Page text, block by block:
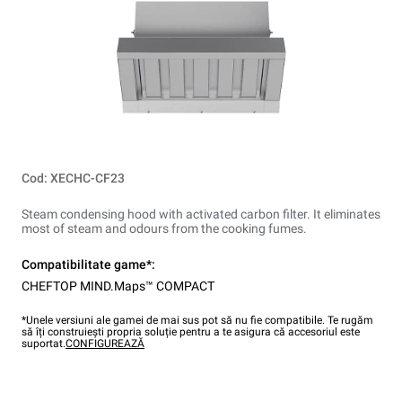
Cod: XECHC-CF23
Steam condensing hood with activated carbon filter. It eliminates
most of steam and odours from the cooking fumes.
Compatibilitate game*:
CHEFTOP MIND.Maps™ COMPACT
*Unele versiuni ale gamei de mai sus pot să nu fie compatibile. Te rugăm
să îți construiești propria soluție pentru a te asigura că accesoriul este
suportat.CONFIGUREAZĂ